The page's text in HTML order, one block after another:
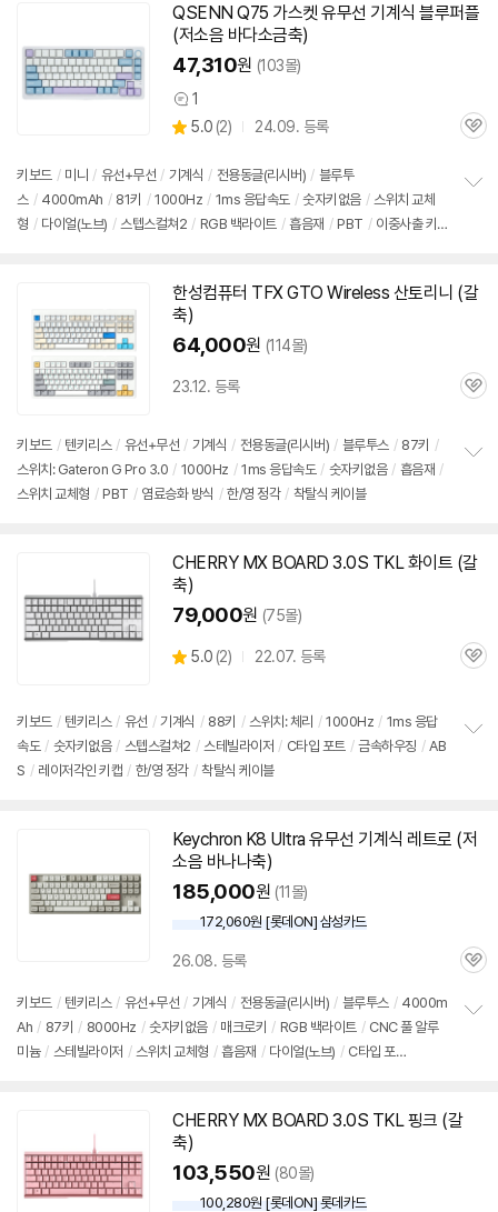
치
QSENN Q75 가스켓 유무선 기계식 블루퍼플
(저소음 바다소금축)
47,310원 (103몰)
상
품
견
1
별
5.0 (상
리
뷰
2) 24.09. 등록
관
키보드 / 미니 / 유선+무선 / 기계식 / 전용동글(리시버) / 블루투
스 / 4000mAh / 81키 / 1000Hz / 1ms 응답속도 / 숫자키없음 / 스위치 교체
형 / 다이얼(노브) / 스텝스컬쳐2 / RGB 백라이트 / 흡음재 / PBT / 이중사출 키
기
한성컴퓨터 TFX GTO Wireless 산토리니 (갈
축)
64,000원 (114몰)
23.12. 등록
관
키보드 / 텐키리스 / 유선+무선 / 기계식 / 전용동글(리시버) / 블루투스 / 87키
/
스위치: Gateron G Pro 3.0 / 1000Hz / 1ms 응답속도 / 숫자키없음 / 흡음재 /
스위치 교체형 / PBT / 염료승화 방식 / 한/영 정각 / 착탈식 케이블
기
CHERRY MX BOARD 3.0S TKL 화이트 (갈
축)
79,000원 (75몰)
별
5.0 (상
뷰
2) 22.07. 등록
관
키보드 / 텐키리스 / 유선 / 기계식 / 88키 / 스위치: 체리 / 1000Hz / 1ms 응답
속도 / 숫자키없음 / 스텝스컬쳐2 / 스테빌라이저 / C타입 포트 / 금속하우징 / AB
S / 레이저각인 키캡 / 한/영 정각 / 착탈식 케이블
기
Keychron K8 Ultra 유무선 기계식 레트로 (저
소음 바나나축)
185,000원 (11몰)
172,060원 [롯데ON] 삼성카드
26.08. 등록
관
키보드 / 텐키리스 / 유선+무선 / 기계식 / 전용동글(리시버) / 블루투스 / 4000m
Ah / 87키 / 8000Hz / 숫자키없음 / 매크로키 / RGB 백라이트 / CNC 풀 알루
미늄 / 스테빌라이저 / 스위치 교체형 / 흡음재 / 다이얼(노브) / C타입 포
CHERRY MX BOARD 3.0S TKL 핑크 (갈
축)
103,550원 (80몰)
100,280원 [롯데ON] 롯데카드